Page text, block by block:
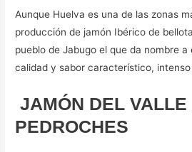
Aunque Huelva es una de las zonas
producción de jamón Ibérico de
pueblo de Jabugo el que da nombre
calidad y sabor característico,
JAMÓN DEL VALLE
PEDROCHES